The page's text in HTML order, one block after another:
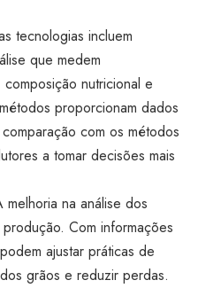
tecnologias incluem
que medem
nutricional e
proporcionam dados
com os métodos
a tomar decisões mais
na análise dos
Com informações
ajustar práticas de
grãos e reduzir perdas.